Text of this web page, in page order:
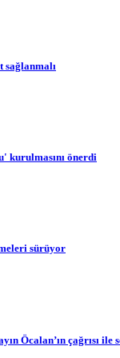
sağlanmalı
kurulmasını önerdi
sürüyor
Öcalan’ın çağrısı ile